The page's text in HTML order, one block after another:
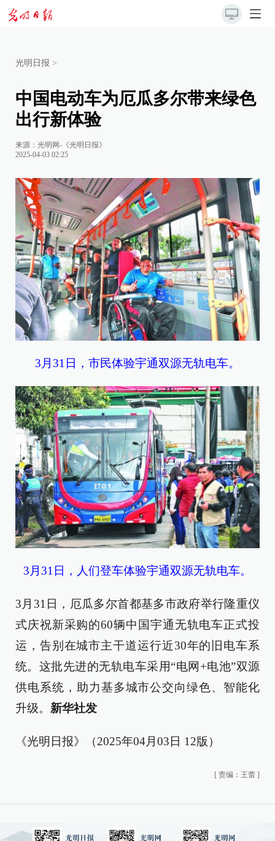
光明日报 >
中国电动车为厄瓜多尔带来绿色
出行新体验
来源： 光明网-《光明日报》
2025-04-03 02:25
3月31日，市民体验宇通双源无轨电车。
3月31日，人们登车体验宇通双源无轨电车。
3月31日，厄瓜多尔首都基多市政府举行隆重仪
式庆祝新采购的60辆中国宇通无轨电车正式投
运，告别在城市主干道运行近30年的旧电车系
统。这批先进的无轨电车采用“电网+电池”双源
供电系统，助力基多城市公交向绿色、智能化
升级。 新华社发
《光明日报》（2025年04月03日 12版）
[ 责编：王蕾 ]